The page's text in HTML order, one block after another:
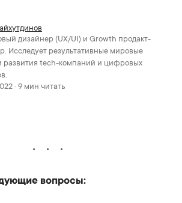
дизайнер (UX/UI) и Growth продакт-
Исследует результативные мировые
развития tech-компаний и цифровых
· 9 мин читать
вопросы: